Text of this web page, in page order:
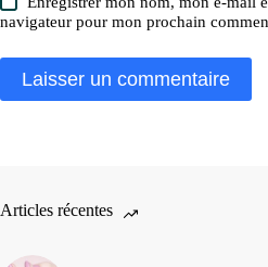
navigateur pour mon prochain
Laisser un commentaire
Articles récentes